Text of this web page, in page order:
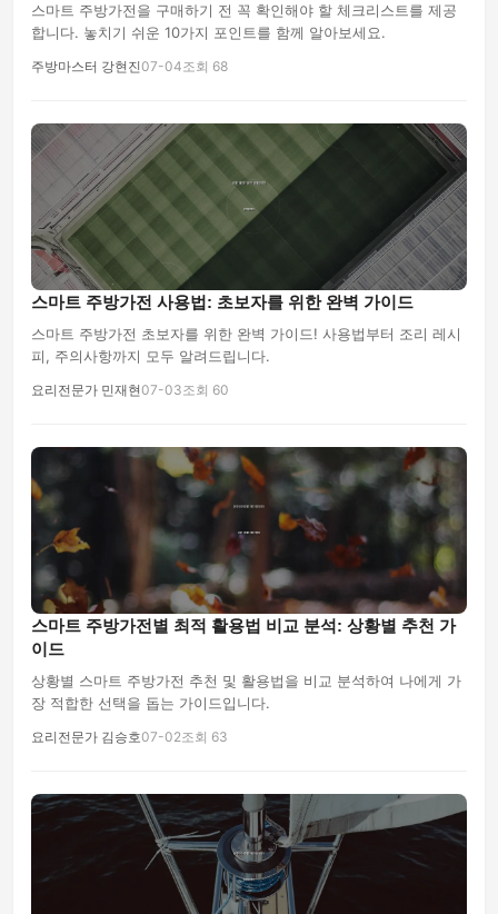
스마트 주방가전을 구매하기 전 꼭 확인해야 할 체크리스트를 제공
합니다. 놓치기 쉬운 10가지 포인트를 함께 알아보세요.
주방마스터 강현진07-04조회 68
스마트 주방가전 사용법: 초보자를 위한 완벽 가이드
스마트 주방가전 초보자를 위한 완벽 가이드! 사용법부터 조리 레시
피, 주의사항까지 모두 알려드립니다.
요리전문가 민재현07-03조회 60
스마트 주방가전별 최적 활용법 비교 분석: 상황별 추천 가
이드
상황별 스마트 주방가전 추천 및 활용법을 비교 분석하여 나에게 가
장 적합한 선택을 돕는 가이드입니다.
요리전문가 김승호07-02조회 63